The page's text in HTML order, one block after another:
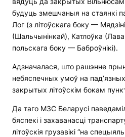
будуць змешчаныя на стаянкі
Лог (з літоўскага боку —
(Шальчынінкай), Катлоўка
польскага боку — Баброўнікі).
Адзначалася, што рашэнне
небяспечных умоў на
закрытых літоўскім бокам
Да таго МЗС Беларусі
бяспекі і захаванасці
літоўскія грузавікі “на